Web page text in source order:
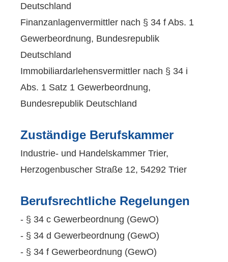
Deutschland
Finanzanlagenvermittler nach § 34 f Abs. 1
Gewerbeordnung, Bundesrepublik
Deutschland
Immobiliardarlehensvermittler nach § 34 i
Abs. 1 Satz 1 Gewerbeordnung,
Bundesrepublik Deutschland
Zuständige Berufskammer
Industrie- und Handelskammer Trier,
Herzogenbuscher Straße 12, 54292 Trier
Berufsrechtliche Regelungen
- § 34 c Gewerbeordnung (GewO)
- § 34 d Gewerbeordnung (GewO)
- § 34 f Gewerbeordnung (GewO)